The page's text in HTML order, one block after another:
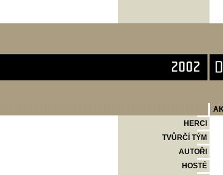
HERCI
TVŮRČÍ TÝM
AUTOŘI
HOSTÉ